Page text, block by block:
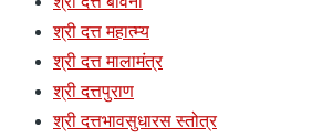
श्री दत्त महात्म्य
श्री दत्त मालामंत्र
श्री दत्तपुराण
श्री दत्तभावसुधारस स्तोत्र